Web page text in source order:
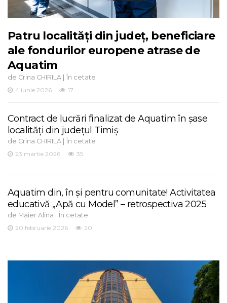
Patru localități din județ, beneficiare
ale fondurilor europene atrase de
Aquatim
de Crina CHIRILA | În cetate
4 iunie 2026
17
Contract de lucrări finalizat de Aquatim în șase
localități din județul Timiș
de Crina CHIRILA | În cetate
23 martie 2026
35
Aquatim din, în și pentru comunitate! Activitatea
educativă „Apă cu Model” – retrospectiva 2025
de Maier Alina | În cetate
20 februarie 2026
20